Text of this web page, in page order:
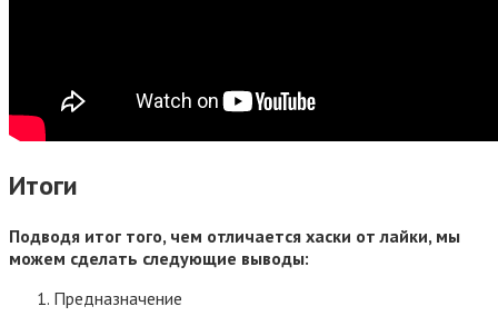
Итоги
Подводя итог того, чем отличается хаски от лайки, мы
можем сделать следующие выводы:
Предназначение